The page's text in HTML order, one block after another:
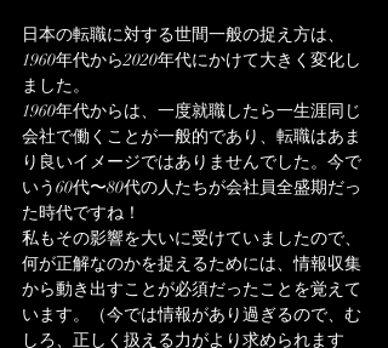
日本の転職に対する世間一般の捉え方は、
1960年代から2020年代にかけて大きく変化し
ました。
1960年代からは、一度就職したら一生涯同じ
会社で働くことが一般的であり、転職はあま
り良いイメージではありませんでした。今で
いう60代〜80代の人たちが会社員全盛期だっ
た時代ですね！
私もその影響を大いに受けていましたので、
何が正解なのかを捉えるためには、情報収集
から動き出すことが必須だったことを覚えて
います。（今では情報があり過ぎるので、む
しろ、正しく扱える力がより求められます